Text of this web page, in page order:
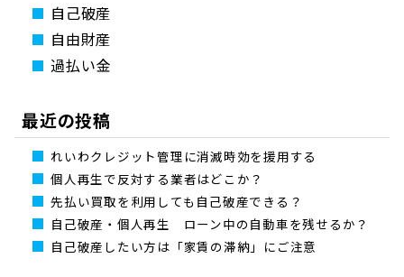
自己破産
自由財産
過払い金
最近の投稿
れいわクレジット管理に消滅時効を援用する
個人再生で反対する業者はどこか？
先払い買取を利用しても自己破産できる？
自己破産・個人再生 ローン中の自動車を残せるか？
自己破産したい方は「家賃の滞納」にご注意